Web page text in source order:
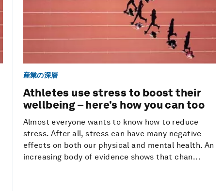
産業の深層
Athletes use stress to boost their
wellbeing – here’s how you can too
Almost everyone wants to know how to reduce
stress. After all, stress can have many negative
effects on both our physical and mental health. An
increasing body of evidence shows that chan...